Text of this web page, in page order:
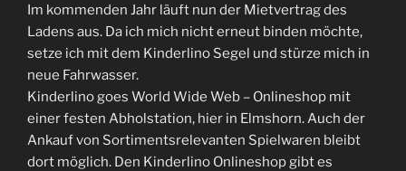
Im kommenden Jahr läuft nun der Mietvertrag des
Ladens aus. Da ich mich nicht erneut binden möchte,
setze ich mit dem Kinderlino Segel und stürze mich in
neue Fahrwasser.
Kinderlino goes World Wide Web – Onlineshop mit
einer festen Abholstation, hier in Elmshorn. Auch der
Ankauf von Sortimentsrelevanten Spielwaren bleibt
dort möglich. Den Kinderlino Onlineshop gibt es